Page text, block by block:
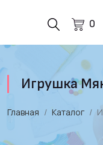
0
Игрушка
Главная Каталог